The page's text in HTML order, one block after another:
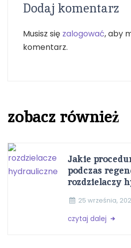
Dodaj komentarz
Musisz się zalogować, aby
komentarz.
zobacz również
Jakie
podczas
rozdzielaczy
25 września,
czytaj dalej